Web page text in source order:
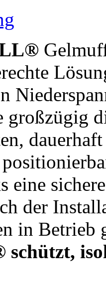
großzügig
eine
der
in Betrieb